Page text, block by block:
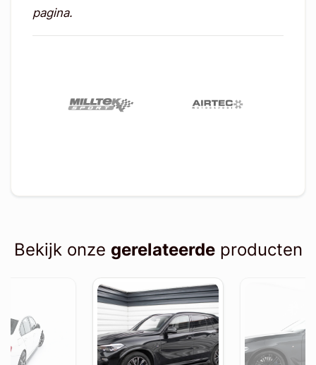
pagina.
Bekijk onze gerelateerdeproducten